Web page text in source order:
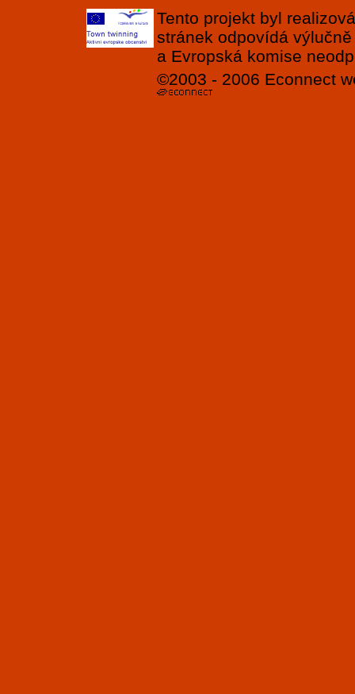
Tento projekt byl
stránek odpovídá
a Evropská komise
©2003 - 2006 Econnect